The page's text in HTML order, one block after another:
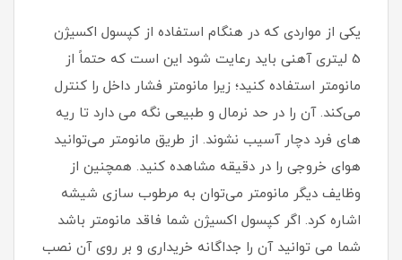
یکی از مواردی که در هنگام استفاده از کپسول اکسیژن
5 لیتری آهنی باید رعایت شود این است که حتماً از
مانومتر استفاده کنید؛ زیرا مانومتر فشار داخل را کنترل
می‌کند. آن را در حد نرمال و طبیعی نگه می دارد تا ریه
های فرد دچار آسیب نشوند. از طریق مانومتر می‌توانید
هوای خروجی را در دقیقه مشاهده کنید. همچنین از
وظایف دیگر مانومتر می‌توان به مرطوب سازی شیشه
اشاره کرد. اگر کپسول اکسیژن شما فاقد مانومتر باشد
شما می توانید آن را جداگانه خریداری و بر روی آن نصب